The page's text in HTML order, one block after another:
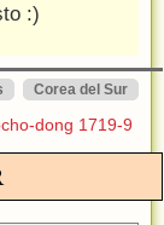
:)
Corea del Sur
dong 1719-9